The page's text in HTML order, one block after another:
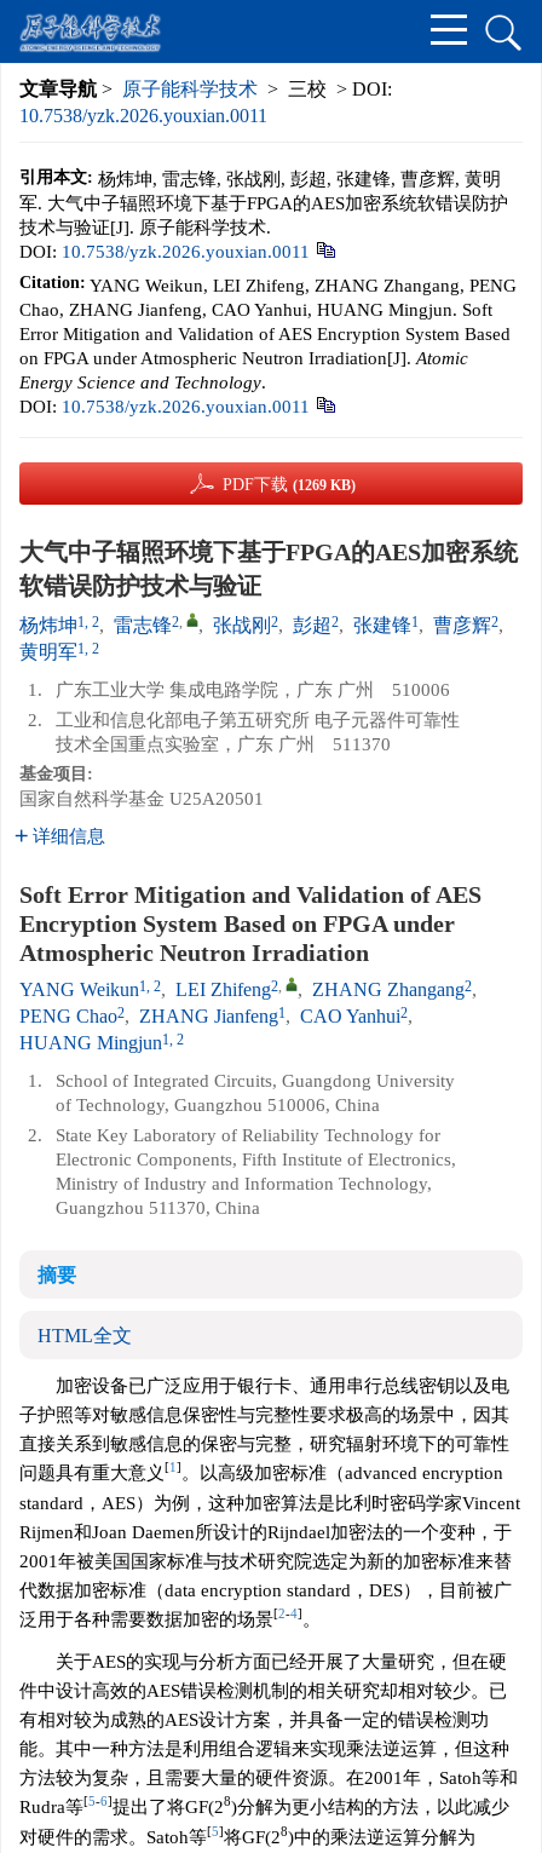
文章导航 > 原子能科学技术 > 三校 > DOI:
10.7538/yzk.2026.youxian.0011
引用本文: 杨炜坤, 雷志锋, 张战刚, 彭超, 张建锋, 曹彦辉, 黄明
军. 大气中子辐照环境下基于FPGA的AES加密系统软错误防护
技术与验证[J]. 原子能科学技术.
DOI: 10.7538/yzk.2026.youxian.0011
Citation: YANG Weikun, LEI Zhifeng, ZHANG Zhangang, PENG
Chao, ZHANG Jianfeng, CAO Yanhui, HUANG Mingjun. Soft
Error Mitigation and Validation of AES Encryption System Based
on FPGA under Atmospheric Neutron Irradiation[J]. Atomic
Energy Science and Technology.
DOI: 10.7538/yzk.2026.youxian.0011
PDF下载 (1269 KB)
大气中子辐照环境下基于FPGA的AES加密系统
软错误防护技术与验证
杨炜坤1, 2, 雷志锋2, , 张战刚 2, 彭超2, 张建锋1, 曹彦辉2,
黄明军1, 2
1.
广东工业大学 集成电路学院，广东 广州 510006
2.
工业和信息化部电子第五研究所 电子元器件可靠性
技术全国重点实验室，广东 广州 511370
基金项目:
国家自然科学基金 U25A20501
详细信息
Soft Error Mitigation and Validation of AES
Encryption System Based on FPGA under
Atmospheric Neutron Irradiation
YANG Weikun1, 2, LEI Zhifeng2, , ZHANG Zhangang2,
PENG Chao2, ZHANG Jianfeng1, CAO Yanhui2,
HUANG Mingjun1, 2
1.
School of Integrated Circuits, Guangdong University
of Technology, Guangzhou 510006, China
2.
State Key Laboratory of Reliability Technology for
Electronic Components, Fifth Institute of Electronics,
Ministry of Industry and Information Technology,
Guangzhou 511370, China
摘要
HTML全文
加密设备已广泛应用于银行卡、通用串行总线密钥以及电
子护照等对敏感信息保密性与完整性要求极高的场景中，因其
直接关系到敏感信息的保密与完整，研究辐射环境下的可靠性
问题具有重大意义 [1 ] 。以高级加密标准（advanced encryption
standard，AES）为例，这种加密算法是比利时密码学家Vincent
Rijmen和Joan Daemen所设计的Rijndael加密法的一个变种，于
2001年被美国国家标准与技术研究院选定为新的加密标准来替
代数据加密标准（data encryption standard，DES），目前被广
泛用于各种需要数据加密的场景[2-4] 。
关于AES的实现与分析方面已经开展了大量研究，但在硬
件中设计高效的AES错误检测机制的相关研究却相对较少。已
有相对较为成熟的AES设计方案，并具备一定的错误检测功
能。其中一种方法是利用组合逻辑来实现乘法逆运算，但这种
方法较为复杂，且需要大量的硬件资源。在2001年，Satoh等和
Rudra等[5-6]提出了将GF(28)分解为更小结构的方法，以此减少
对硬件的需求。Satoh等[5]将GF(28)中的乘法逆运算分解为